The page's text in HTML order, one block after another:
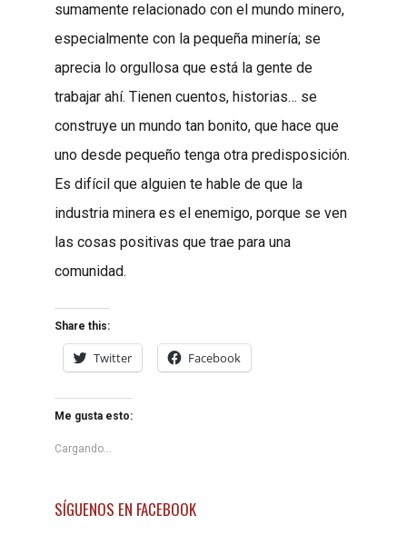
sumamente relacionado con el mundo minero,
especialmente con la pequeña minería; se
aprecia lo orgullosa que está la gente de
trabajar ahí. Tienen cuentos, historias… se
construye un mundo tan bonito, que hace que
uno desde pequeño tenga otra predisposición.
Es difícil que alguien te hable de que la
industria minera es el enemigo, porque se ven
las cosas positivas que trae para una
comunidad.
Share this:
Twitter Facebook
Me gusta esto:
Cargando...
SÍGUENOS EN FACEBOOK